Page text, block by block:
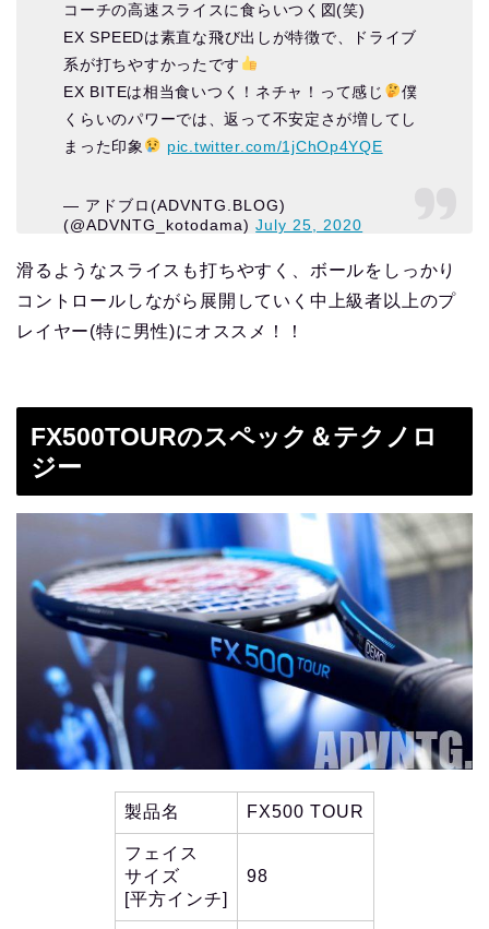
コーチの高速スライスに食らいつく図(笑)
EX SPEEDは素直な飛び出しが特徴で、ドライブ
系が打ちやすかったです
EX BITEは相当食いつく！ネチャ！って感じ
僕
くらいのパワーでは、返って不安定さが増してし
まった印象
pic.twitter.com/1jChOp4YQE
— アドブロ(ADVNTG.BLOG)
(@ADVNTG_kotodama)July 25, 2020
滑るようなスライスも打ちやすく、ボールをしっかり
コントロールしながら展開していく中上級者以上のプ
レイヤー(特に男性)にオススメ！！
FX500TOURのスペック＆テクノロ
ジー
製品名 FX500 TOUR
フェイス
サイズ
[平方インチ]
98